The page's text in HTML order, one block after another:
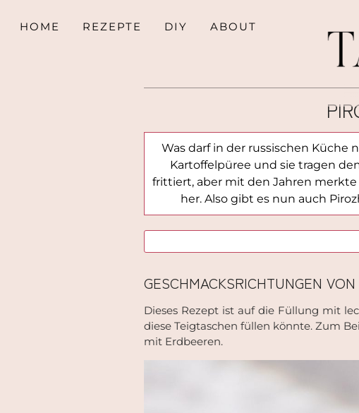
HOME REZEPTE DIY ABOUT
Was darf in der russischen Küche
Kartoffelpüree und sie tragen
frittiert, aber mit den Jahren merkte
her. Also gibt es nun auch
GESCHMACKSRICHTUNGEN
Dieses Rezept ist auf die Füllung mit
diese Teigtaschen füllen könnte. Zum
mit Erdbeeren.